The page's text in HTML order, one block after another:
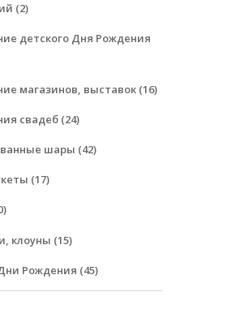
(2)
детского Дня Рождения
магазинов, выставок (16)
свадеб (24)
шары (42)
(17)
клоуны (15)
Рождения (45)